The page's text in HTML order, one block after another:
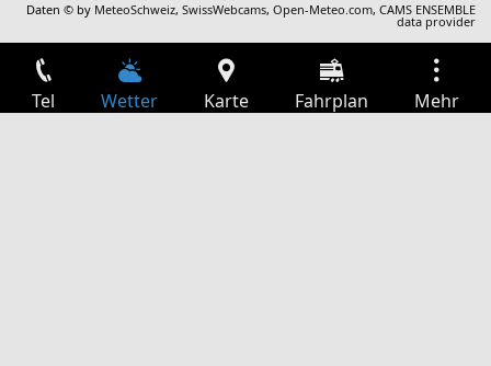
Daten © by MeteoSchweiz,SwissWebcams,Open-Meteo.com,CAMS ENSEMBLE
data provider
Tel Wetter Karte Fahrplan Mehr